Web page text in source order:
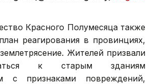
Красного Полумесяца также
реагирования в провинциях,
Жителей призвали
к старым зданиям
с признаками повреждений,